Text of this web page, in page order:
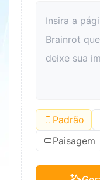
Padrão
Paisagem